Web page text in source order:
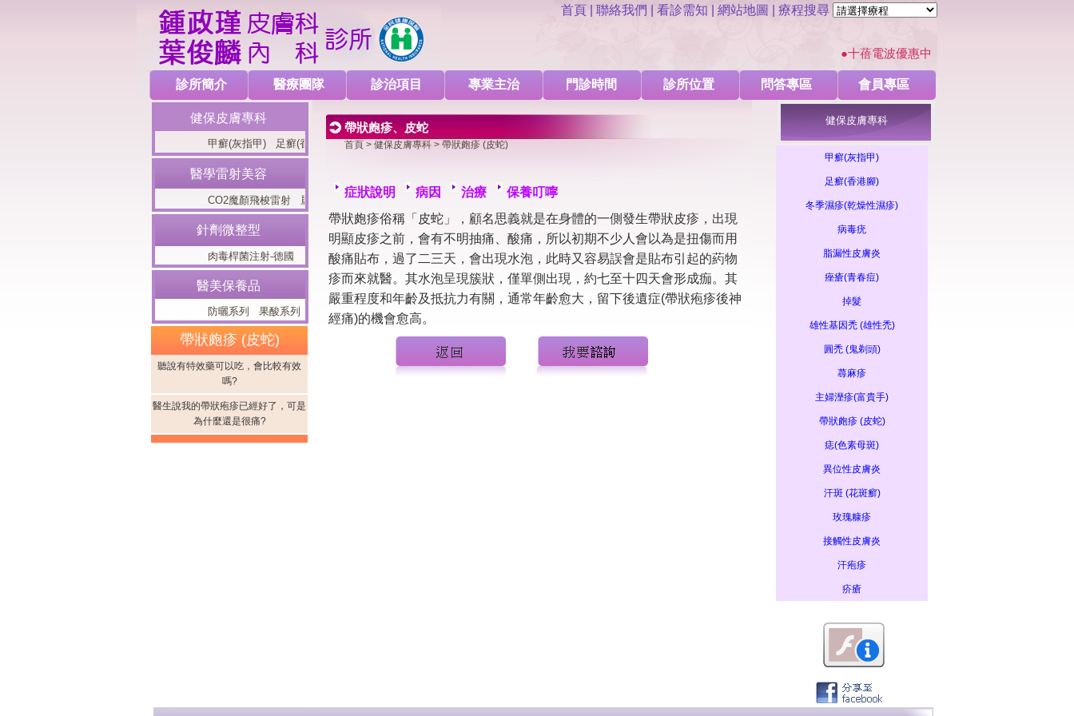
首頁 聯絡我們 看診需知 網站地圖 | 療程搜尋
●十蓓電波優惠中 ●亞洲機王-麗芙音波改善
診所簡介 醫療團隊 診治項目 專業主治 門診時間 診所位置 問答專區 會員專區
健保皮膚專科
醫學雷射美容
針劑微整型
醫美保養品
甲癬(灰指甲) 足癬(香港腳) 冬季濕疹(乾燥性濕疹) 病毒疣 脂漏性皮膚炎 圓禿 (鬼剃頭) 蕁麻疹 主婦溼疹(富貴手)
CO2魔顏飛梭雷射 麗芙音波(Liftsonic) 十倍電波 八倍淨膚雷射 汝雅鉻雷射除刺青 甘醇酸換膚 杏仁酸換膚
肉毒桿菌注射-德國 肉毒桿菌注射-德國 玻尿酸局部注射 玻尿酸全臉注射 健康美膚點滴 極速飛針療法
防曬系列 果酸系列 美白系列 面膜系列 雷射術後保養
帶狀皰疹 (皮蛇)
聽說有特效藥可以吃，會比較有效
嗎?
醫生說我的帶狀疱疹已經好了，可是
為什麼還是很痛?
帶狀皰疹、皮蛇
首頁 > 健保皮膚專科 > 帶狀皰疹 (皮蛇)
症狀說明 病因 治療
保養叮嚀
帶狀皰疹俗稱「皮蛇」，顧名思義就是在身體的一側發生帶狀皮疹，出現
明顯皮疹之前，會有不明抽痛、酸痛，所以初期不少人會以為是扭傷而用
酸痛貼布，過了二三天，會出現水泡，此時又容易誤會是貼布引起的葯物
疹而來就醫。其水泡呈現簇狀，僅單側出現，約七至十四天會形成痂。其
嚴重程度和年齡及抵抗力有關，通常年齡愈大，留下後遺症(帶狀疱疹後神
經痛)的機會愈高。
健保皮膚專科
甲癬(灰指甲)
足癬(香港腳)
冬季濕疹(乾燥性濕疹)
病毒疣
脂漏性皮膚炎
痤瘡(青春痘)
掉髮
雄性基因禿 (雄性禿)
圓禿 (鬼剃頭)
蕁麻疹
主婦溼疹(富貴手)
帶狀皰疹 (皮蛇)
痣(色素母斑)
異位性皮膚炎
汗斑 (花斑癬)
玫瑰糠疹
接觸性皮膚炎
汗疱疹
疥瘡